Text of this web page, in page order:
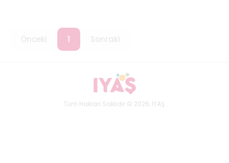
1
Tüm Hakları Saklıdır © 2026, IYAŞ.